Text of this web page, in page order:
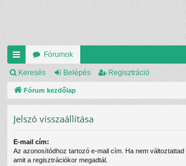
yo
rs
k
Fórumok
Keresés Belépés Regisztráció
Fórum kezdőlap
Jelszó visszaállítása
E-mail cím:
Az azonosítódhoz tartozó e-mail cím. Ha nem
amit a regisztrációkor megadtál.